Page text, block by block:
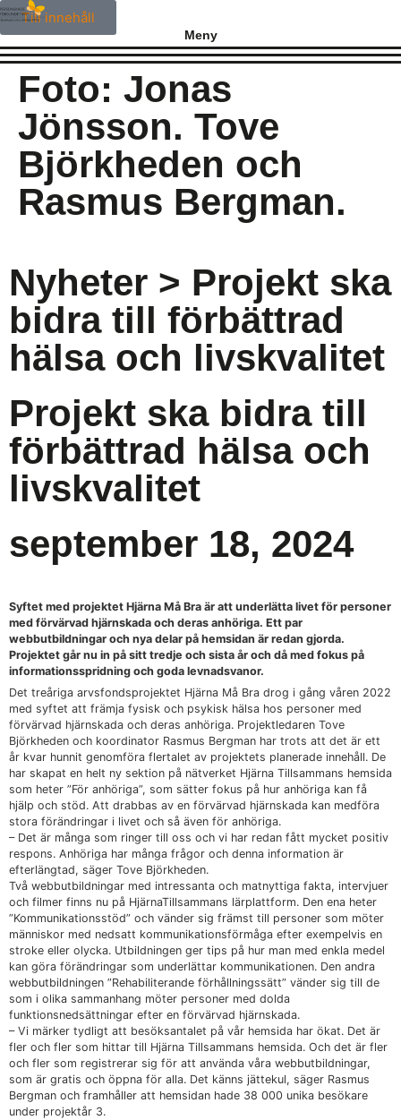
Meny
Till innehåll
Foto: Jonas
Jönsson. Tove
Björkheden och
Rasmus Bergman.
Nyheter > Projekt ska
bidra till förbättrad
hälsa och livskvalitet
Projekt ska bidra till
förbättrad hälsa och
livskvalitet
september 18, 2024
Syftet med projektet Hjärna Må Bra är att underlätta livet för personer
med förvärvad hjärnskada och deras anhöriga. Ett par
webbutbildningar och nya delar på hemsidan är redan gjorda.
Projektet går nu in på sitt tredje och sista år och då med fokus på
informationsspridning och goda levnadsvanor.
Det treåriga arvsfondsprojektet Hjärna Må Bra drog i gång våren 2022
med syftet att främja fysisk och psykisk hälsa hos personer med
förvärvad hjärnskada och deras anhöriga. Projektledaren Tove
Björkheden och koordinator Rasmus Bergman har trots att det är ett
år kvar hunnit genomföra flertalet av projektets planerade innehåll. De
har skapat en helt ny sektion på nätverket Hjärna Tillsammans hemsida
som heter ”För anhöriga”, som sätter fokus på hur anhöriga kan få
hjälp och stöd. Att drabbas av en förvärvad hjärnskada kan medföra
stora förändringar i livet och så även för anhöriga.
– Det är många som ringer till oss och vi har redan fått mycket positiv
respons. Anhöriga har många frågor och denna information är
efterlängtad, säger Tove Björkheden.
Två webbutbildningar med intressanta och matnyttiga fakta, intervjuer
och filmer finns nu på HjärnaTillsammans lärplattform. Den ena heter
”Kommunikationsstöd” och vänder sig främst till personer som möter
människor med nedsatt kommunikationsförmåga efter exempelvis en
stroke eller olycka. Utbildningen ger tips på hur man med enkla medel
kan göra förändringar som underlättar kommunikationen. Den andra
webbutbildningen ”Rehabiliterande förhållningssätt” vänder sig till de
som i olika sammanhang möter personer med dolda
funktionsnedsättningar efter en förvärvad hjärnskada.
– Vi märker tydligt att besöksantalet på vår hemsida har ökat. Det är
fler och fler som hittar till Hjärna Tillsammans hemsida. Och det är fler
och fler som registrerar sig för att använda våra webbutbildningar,
som är gratis och öppna för alla. Det känns jättekul, säger Rasmus
Bergman och framhåller att hemsidan hade 38 000 unika besökare
under projektår 3.